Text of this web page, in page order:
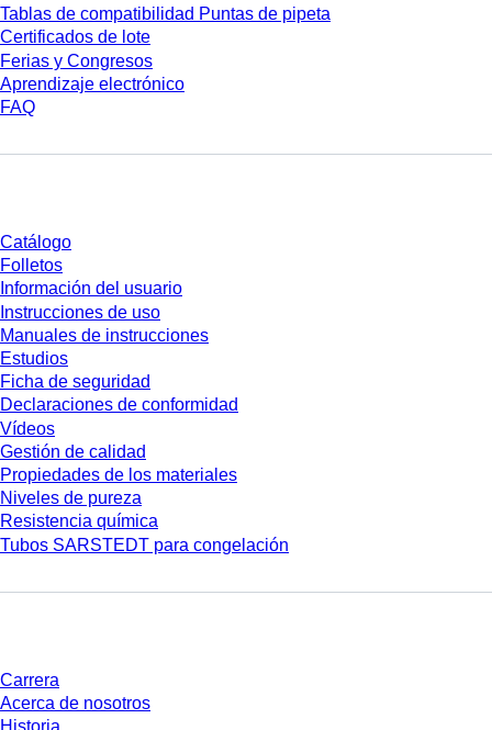
Tablas de compatibilidad Puntas de pipeta
Certificados de lote
Ferias y Congresos
Aprendizaje electrónico
FAQ
Catálogo
Folletos
Información del usuario
Instrucciones de uso
Manuales de instrucciones
Estudios
Ficha de seguridad
Declaraciones de conformidad
Vídeos
Gestión de calidad
Propiedades de los materiales
Niveles de pureza
Resistencia química
Tubos SARSTEDT para congelación
Carrera
Acerca de nosotros
Historia